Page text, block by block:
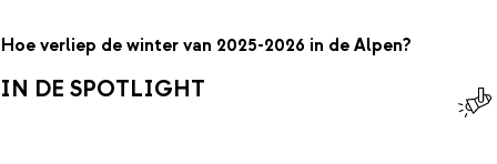
Hoe verliep de winter van 2025-2026 in de Alpen?
IN DE SPOTLIGHT